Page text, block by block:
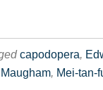
capodopera,
Maugham, Mei-tan-